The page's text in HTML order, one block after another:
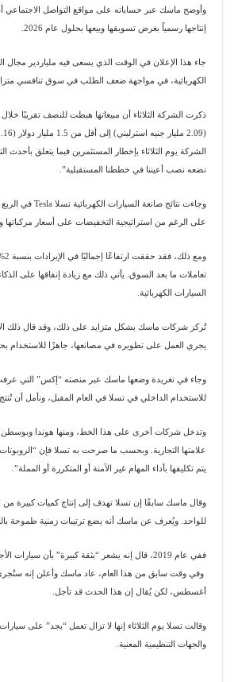
وأوضح ماسك عبر حساباته على مواقع التواصل الاجتماعي
إنتاجها رسمياً بغرض تسويقها وبيعها بحلول عام 2026.
جاء هذا الإعلان في الوقت الذي يسعى فيه ملياردير مجال
الكهربائية، في مواجهة ضعف الطلب في سوق تنافسي
الشركة يوم الثلاثاء بإخطار المستثمرين فيما يتعلق
نضعه نصب أعيننا في خططنا المستقبلية”.
على الرغم من استراتيجية التخفيضات على أسعار
تعاملات ما بعد السوق. يأتي ذلك مع زيادة إنفاقها على
السيارات الكهربائية.
تُركز شركات ماسك بشكل متزايد على ذلك، وقد قال ذلك
يجري العمل على تطويره في مصانعها، جاهزًا للاستخدام
وجاء في تغريدة وضعها ماسك عبر منصته “إكس” التي عرفت
للاستخدام الداخلي في تسلا في العام المقبل، ونأمل أن تُنتج
وتدخل شركات أخرى على هذا الخط، ومنها هوندا وبوسطن
علامتها التجارية. وبحسب ما صرحت به تسلا فإن
يتم تكليفها بأداء المهام غير الآمنة أو المتكررة أو المملة”.
للواحد. ويُعرف عن ماسك أنه يضع ترتيبات زمنية طموحة
ففي عام 2019، قال إنه يشعر “بثقة كبيرة” بأن
وفي وقت سابق من هذا العام، عاد ماسك وأعلن إنه ستُجرى
أغسطس، لكن يُقال إن هذا الحدث قد تأجل.
وقالت تسلا يوم الثلاثاء إنها لا تزال تعمل “بجد” على
والجهات التنظيمية المعنية.